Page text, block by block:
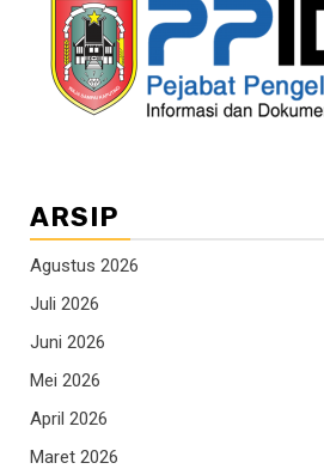
ARSIP
Agustus 2026
Juli 2026
Juni 2026
Mei 2026
April 2026
Maret 2026